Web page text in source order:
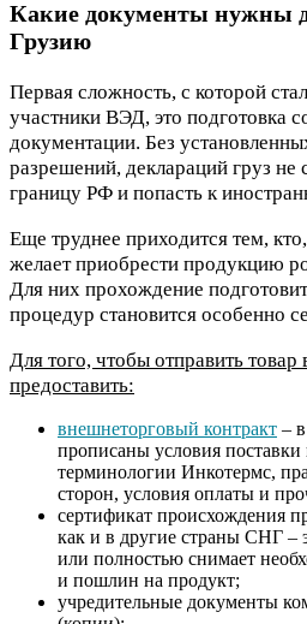
Какие документы нужны
Грузию
Первая сложность, с которой
участники ВЭД, это подготовка
документации. Без
разрешений, деклараций груз не
границу РФ и попасть к
Еще труднее приходится тем,
желает приобрести продукцию
Для них прохождение
процедур становится особенно
Для того, чтобы отправить
предоставить:
внешнеторговый контракт –
прописаны условия поставки
терминологии Инкотермс,
сторон, условия оплаты и
сертификат происхождения
как и в другие страны СНГ –
или полностью снимает
и пошлин на продукт;
учредительные документы